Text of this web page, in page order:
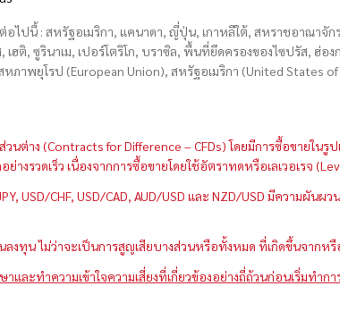
ปนี้ : สหรัฐอเมริกา, แคนาดา, ญี่ปุ่น, เกาหลีใต้, สหราชอาณาจั
ฮติ, ซูรินาเม, เปอร์โตริโก, บราซิล, พื้นที่ยึดครองของไซปรัส, ฮ่อ
าพยุโรป (European Union), สหรัฐอเมริกา (United States
ต่าง (Contracts for Difference – CFDs) โดยมีการซื้อขายใ
งรวดเร็ว เนื่องจากการซื้อขายโดยใช้อัตราทดหรือเลเวอเรจ
USD/CHF, USD/CAD, AUD/USD และ NZD/USD มีความผัน
ทุน ไม่ว่าจะเป็นการสูญเสียบางส่วนหรือทั้งหมด ที่เกิดขึ้นจากหรื
ละทำความเข้าใจความเสี่ยงที่เกี่ยวข้องอย่างถี่ถ้วนก่อนเริ่มทำกา